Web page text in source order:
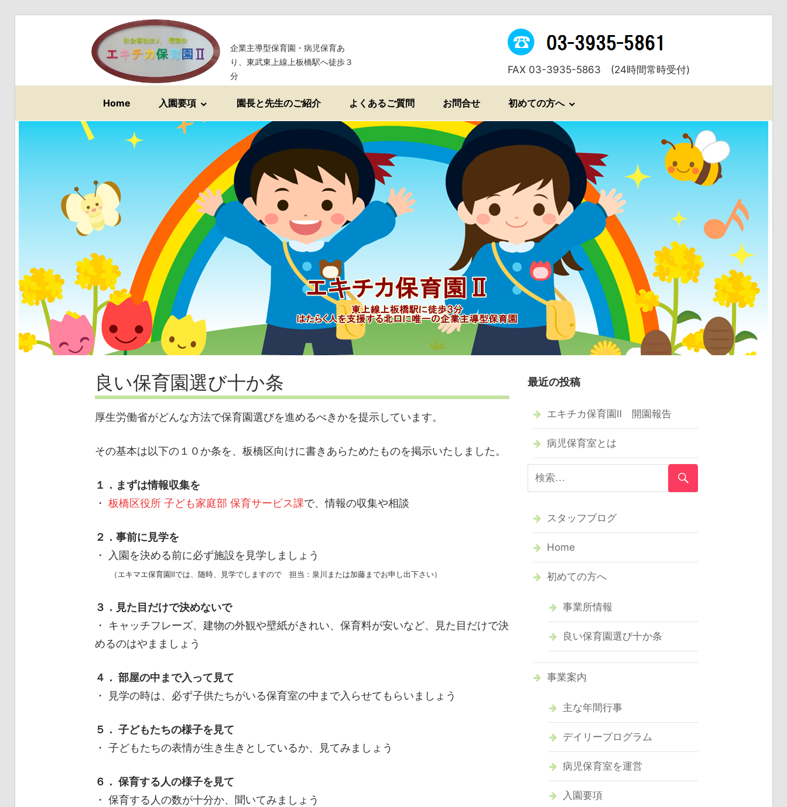
ス
企業主導型保育園・病児保育あ
り、東武東上線上板橋駅へ徒歩３
分
FAX 03-3935-5863 (24時間常時受付)
Home 入園要項 園長と先生のご紹介 よくあるご質問 お問合せ 初めての方へ
良い保育園選び十か条
厚生労働省がどんな方法で保育園選びを進めるべきかを提示しています。
その基本は以下の１０か条を、板橋区向けに書きあらためたものを掲示いたしました。
１．まずは情報収集を
・ 板橋区役所 子ども家庭部 保育サービス課で、情報の収集や相談
２．事前に見学を
・ 入園を決める前に必ず施設を見学しましょう
（エキマエ保育園Ⅱでは、随時、見学でしますので 担当：泉川または加藤までお申し出下さい）
３．見た目だけで決めないで
・ キャッチフレーズ、建物の外観や壁紙がきれい、保育料が安いなど、見た目だけで決
めるのはやまましょう
４． 部屋の中まで入って見て
・ 見学の時は、必ず子供たちがいる保育室の中まで入らせてもらいましょう
５． 子どもたちの様子を見て
・ 子どもたちの表情が生き生きとしているか、見てみましょう
６． 保育する人の様子を見て
・ 保育する人の数が十分か、聞いてみましょう
最近の投稿
エキチカ保育園Ⅱ 開園報告
病児保育室とは
スタッフブログ
Home
初めての方へ
事業所情報
良い保育園選び十か条
事業案内
主な年間行事
デイリープログラム
病児保育室を運営
入園要項